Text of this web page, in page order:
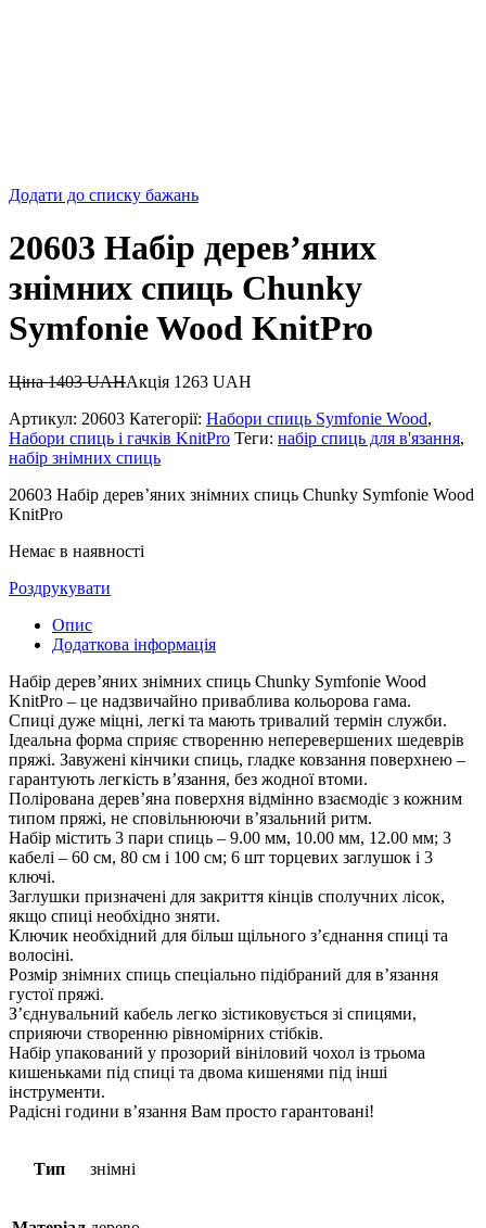
Додати до списку бажань
20603 Набір дерев’яних
знімних спиць Chunky
Symfonie Wood KnitPro
Ціна1403UAHАкція 1263 UAH
Артикул: 20603 Категорії: Набори спиць Symfonie Wood,
Набори спиць і гачків KnitPro Теги: набір спиць для в'язання,
набір знімних спиць
20603 Набір дерев’яних знімних спиць Chunky Symfonie Wood
KnitPro
Немає в наявності
Роздрукувати
Опис
Додаткова інформація
Набір дерев’яних знімних спиць Chunky Symfonie Wood
KnitPro – це надзвичайно приваблива кольорова гама.
Спиці дуже міцні, легкі та мають тривалий термін служби.
Ідеальна форма сприяє створенню неперевершених шедеврів
пряжі. Завужені кінчики спиць, гладке ковзання поверхнею –
гарантують легкість в’язання, без жодної втоми.
Полірована дерев’яна поверхня відмінно взаємодіє з кожним
типом пряжі, не сповільнюючи в’язальний ритм.
Набір містить 3 пари спиць – 9.00 мм, 10.00 мм, 12.00 мм; 3
кабелі – 60 см, 80 см і 100 см; 6 шт торцевих заглушок і 3
ключі.
Заглушки призначені для закриття кінців сполучних лісок,
якщо спиці необхідно зняти.
Ключик необхідний для більш щільного з’єднання спиці та
волосіні.
Розмір знімних спиць спеціально підібраний для в’язання
густої пряжі.
З’єднувальний кабель легко зістиковується зі спицями,
сприяючи створенню рівномірних стібків.
Набір упакований у прозорий вініловий чохол із трьома
кишеньками під спиці та двома кишенями під інші
інструменти.
Радісні години в’язання Вам просто гарантовані!
Тип знімні